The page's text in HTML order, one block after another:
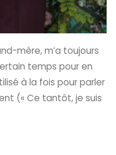
mère, m’a toujours
temps pour en
à la fois pour parler
(« Ce tantôt, je suis